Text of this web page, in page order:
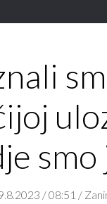
smo
/ 08:51 /